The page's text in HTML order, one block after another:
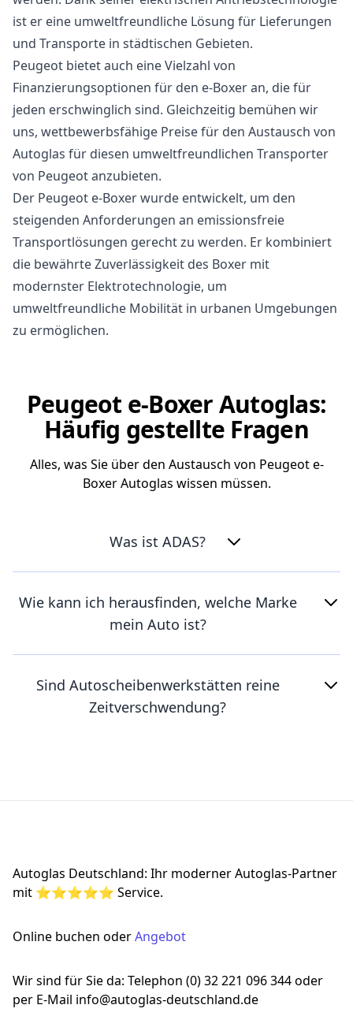
ist er eine umweltfreundliche Lösung für Lieferungen
und Transporte in städtischen Gebieten.
Peugeot bietet auch eine Vielzahl von
Finanzierungsoptionen für den e-Boxer an, die für
jeden erschwinglich sind. Gleichzeitig bemühen wir
uns, wettbewerbsfähige Preise für den Austausch von
Autoglas für diesen umweltfreundlichen Transporter
von Peugeot anzubieten.
Der Peugeot e-Boxer wurde entwickelt, um den
steigenden Anforderungen an emissionsfreie
Transportlösungen gerecht zu werden. Er kombiniert
die bewährte Zuverlässigkeit des Boxer mit
modernster Elektrotechnologie, um
umweltfreundliche Mobilität in urbanen Umgebungen
zu ermöglichen.
Peugeot e-Boxer Autoglas:
Häufig gestellte Fragen
Alles, was Sie über den Austausch von Peugeot e-
Boxer Autoglas wissen müssen.
Was ist ADAS?
Wie kann ich herausfinden, welche Marke
mein Auto ist?
Sind Autoscheibenwerkstätten reine
Zeitverschwendung?
Autoglas Deutschland: Ihr moderner Autoglas-Partner
mit ⭐⭐⭐⭐⭐ Service.
Online buchen oderAngebot
Wir sind für Sie da: Telephon (0) 32 221 096 344 oder
per E-Mail info@autoglas-deutschland.de